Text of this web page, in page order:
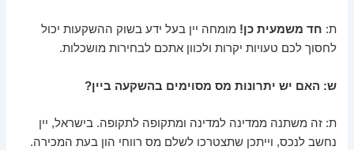
ת: חד משמעית כן! מומחה יין בעל ידע בשוק ההשקעות יכול
לחסוך לכם טעויות יקרות ולכוון אתכם לבחירות מושכלות.
ש: האם יש יתרונות מס מסוימים בהשקעה ביין?
ת: זה משתנה ממדינה למדינה ומתקופה לתקופה. בישראל, יין
נחשב לנכס, וייתכן שתצטרכו לשלם מס רווחי הון בעת המכירה.